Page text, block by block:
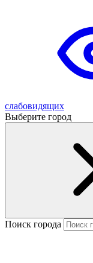
слабовидящих
Выберите город
Поиск города